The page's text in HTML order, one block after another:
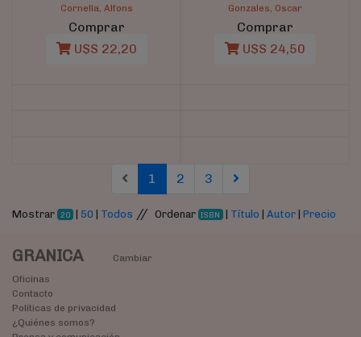
Cornella, Alfons
Comprar
U$S 22,20
Gonzales, Oscar
Comprar
U$S 24,50
1 (current)
2 (current)
3 (current)
Mostrar 20 | 50 Todos // Ordenar ISBN Título |Autor |Precio
GRANICA
Cambiar
Oficinas
Contacto
Políticas de privacidad
¿Quiénes somos?